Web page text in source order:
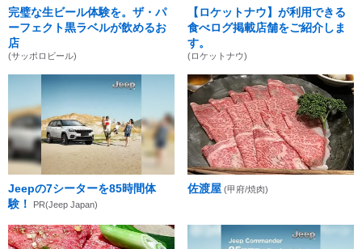
完璧な生ビール体験を。ザ・パ
ーフェクト黒ラベルが飲めるお
店
(サッポロビール)
【ロケットナウ】が利用できる
食べログ掲載店舗をご紹介しま
す。
(ロケットナウ)
Jeepの7シーターを85時間体
験！
PR(Jeep Japan)
佐渡屋 (甲府/焼肉)